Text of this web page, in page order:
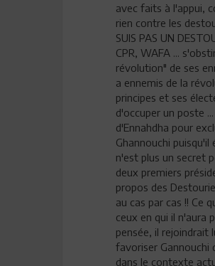
avec faits à l'appui,
rien contre les
SUIS PAS UN
CPR, WAFA ...
révolution" de ses
a ennemis de la
principes et ses
d'occuper un poste
d'Ennahdha pour
Ghannouchi
n'est plus un secret
deux premiers
propos des
au cas par cas !! Ce
ceux en qui il n'aura
pensée, il rejoindrait
favoriser
dans le contexte